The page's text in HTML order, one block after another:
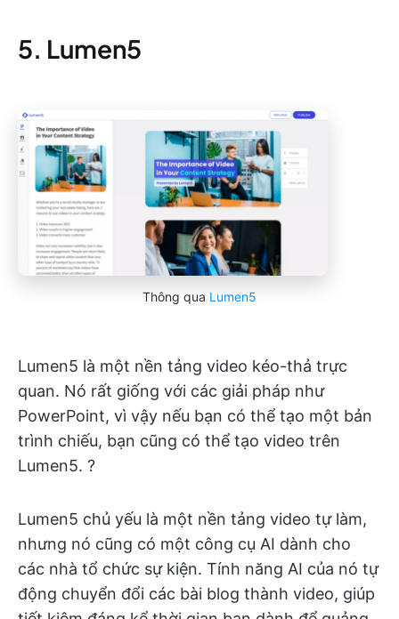
5. Lumen5
Thông qua Lumen5
Lumen5 là một nền tảng video kéo-thả trực
quan. Nó rất giống với các giải pháp như
PowerPoint, vì vậy nếu bạn có thể tạo một bản
trình chiếu, bạn cũng có thể tạo video trên
Lumen5. ?️
Lumen5 chủ yếu là một nền tảng video tự làm,
nhưng nó cũng có một công cụ AI dành cho
các nhà tổ chức sự kiện. Tính năng AI của nó tự
động chuyển đổi các bài blog thành video, giúp